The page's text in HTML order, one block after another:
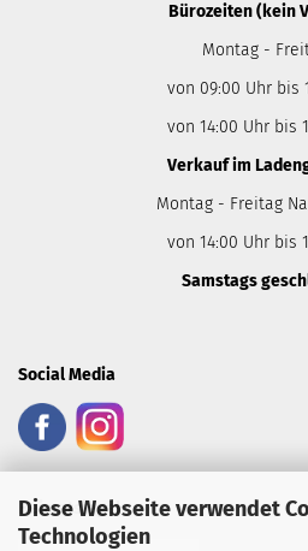
Diese Webseite verwendet
Technologien
Bürozeiten (kein
Montag -
von 09:00 Uhr bis
von 14:00 Uhr bis
Verkauf im
Montag - Freitag
von 14:00 Uhr bis
Samstags
Social Media
Heimatsiegel: